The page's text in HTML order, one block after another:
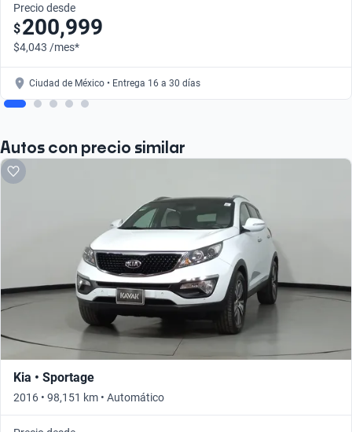
Precio desde
$200,999
$4,043 /mes*
Ciudad de México • Entrega 16 a 30 días
Autos con precio similar
Kia • Sportage
2016 • 98,151 km • Automático